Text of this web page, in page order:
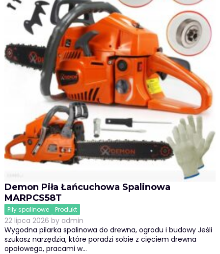
Demon Piła Łańcuchowa Spalinowa
MARPCS58T
Piły spalinowe Produkt
22 lipca 2026 by admin
Wygodna pilarka spalinowa do drewna, ogrodu i budowy Jeśli
szukasz narzędzia, które poradzi sobie z cięciem drewna
opałowego, pracami w…